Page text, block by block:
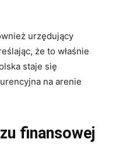
urzędujący
że to właśnie
staje się
na arenie
finansowej